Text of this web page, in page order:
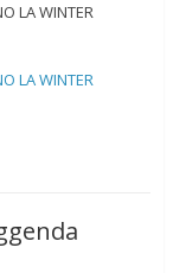
LA WINTER
LA WINTER